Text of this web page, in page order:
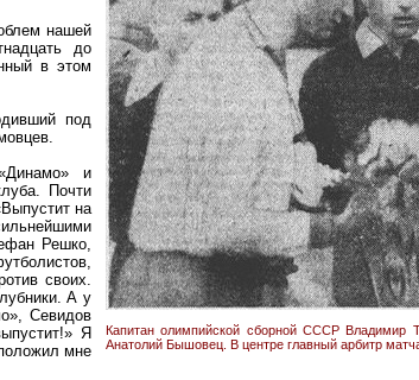
Капитан олимпийской сборной СССР Владимир
Анатолий Бышовец. В центре главный арбитр
нашей
до
в этом
под
и
Почти
на
Решко,
своих.
А у
Севидов
Я
мне